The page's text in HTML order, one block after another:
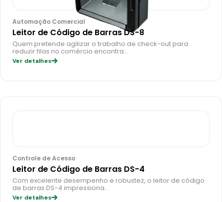
Automação Comercial
Leitor de Código de Barras DS-8
Quem pretende agilizar o trabalho de check-out para
reduzir filas no comércio encontra…
Ver detalhes
Controle de Acesso
Leitor de Código de Barras DS-4
Com excelente desempenho e robustez, o leitor de código
de barras DS-4 impressiona…
Ver detalhes